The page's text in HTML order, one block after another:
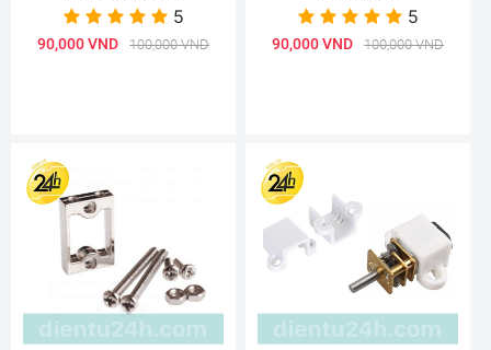
5
90,000 VND 100,000 VND
5
90,000 VND 100,000 VND